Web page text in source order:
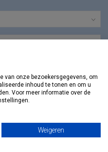
- A. Vos en Zoons B.V.
van onze bezoekersgegevens, om
inhoud te tonen en om u
Voor meer informatie over de
Weigeren